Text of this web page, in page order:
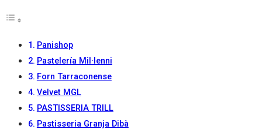
Panishop
Pastelería Mil·lenni
Forn Tarraconense
Velvet MGL
PASTISSERIA TRILL
Pastisseria Granja Dibà